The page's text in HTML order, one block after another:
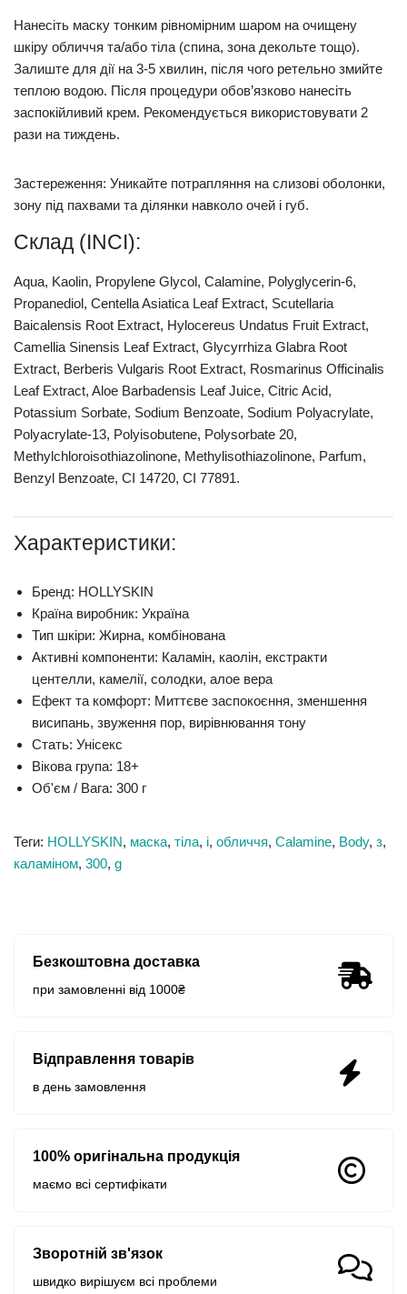
Нанесіть маску тонким рівномірним шаром на очищену
шкіру обличчя та/або тіла (спина, зона декольте тощо).
Залиште для дії на 3-5 хвилин, після чого ретельно змийте
теплою водою. Після процедури обов’язково нанесіть
заспокійливий крем. Рекомендується використовувати 2
рази на тиждень.
Застереження: Уникайте потрапляння на слизові оболонки,
зону під пахвами та ділянки навколо очей і губ.
Склад (INCI):
Aqua, Kaolin, Propylene Glycol, Calamine, Polyglycerin-6,
Propanediol, Centella Asiatica Leaf Extract, Scutellaria
Baicalensis Root Extract, Hylocereus Undatus Fruit Extract,
Camellia Sinensis Leaf Extract, Glycyrrhiza Glabra Root
Extract, Berberis Vulgaris Root Extract, Rosmarinus Officinalis
Leaf Extract, Aloe Barbadensis Leaf Juice, Citric Acid,
Potassium Sorbate, Sodium Benzoate, Sodium Polyacrylate,
Polyacrylate-13, Polyisobutene, Polysorbate 20,
Methylchloroisothiazolinone, Methylisothiazolinone, Parfum,
Benzyl Benzoate, CІ 14720, СІ 77891.
Характеристики:
Бренд: HOLLYSKIN
Країна виробник: Україна
Тип шкіри: Жирна, комбінована
Активні компоненти: Каламін, каолін, екстракти
центелли, камелії, солодки, алое вера
Ефект та комфорт: Миттєве заспокоєння, зменшення
висипань, звуження пор, вирівнювання тону
Стать: Унісекс
Вікова група: 18+
Об'єм / Вага: 300 г
Теги: HOLLYSKIN, маска, тіла, і, обличчя, Calamine, Body, з,
каламіном, 300, g
Безкоштовна доставка
при замовленні від 1000₴
Відправлення товарів
в день замовлення
100% оригінальна продукція
маємо всі сертифікати
Зворотній зв'язок
швидко вирішуєм всі проблеми